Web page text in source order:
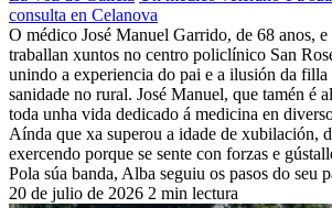
consulta en Celanova
O médico José Manuel Garrido, de 68 anos,
traballan xuntos no centro policlínico San
unindo a experiencia do pai e a ilusión da filla
sanidade no rural. José Manuel, que tamén é
toda unha vida dedicado á medicina en
Aínda que xa superou a idade de xubilación,
exercendo porque se sente con forzas e
Pola súa banda, Alba seguiu os pasos do seu
20 de julio de 2026 2 min lectura